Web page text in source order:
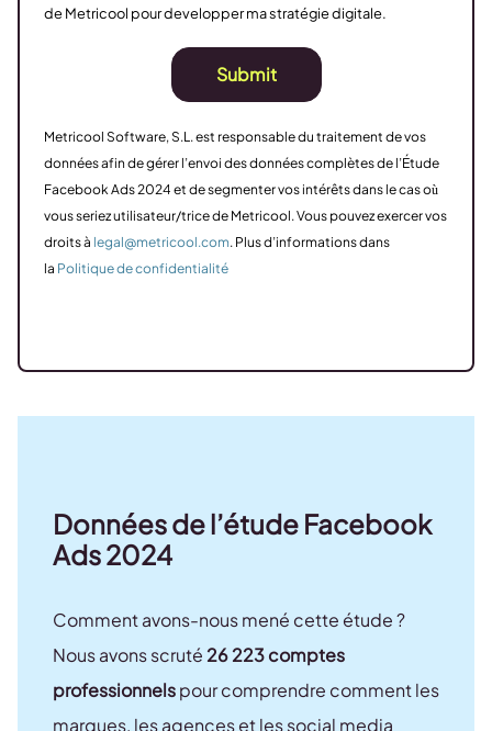
de Metricool pour developper ma stratégie digitale.
Submit
Metricool Software, S.L. est responsable du traitement de vos
données afin de gérer l’envoi des données complètes de l’Étude
Facebook Ads 2024 et de segmenter vos intérêts dans le cas où
vous seriez utilisateur/trice de Metricool. Vous pouvez exercer vos
droits à legal@metricool.com. Plus d’informations dans
la Politique de confidentialité
Données de l’étude Facebook
Ads 2024
Comment avons-nous mené cette étude ?
Nous avons scruté 26 223 comptes
professionnelspour comprendre comment les
marques, les agences et les social media